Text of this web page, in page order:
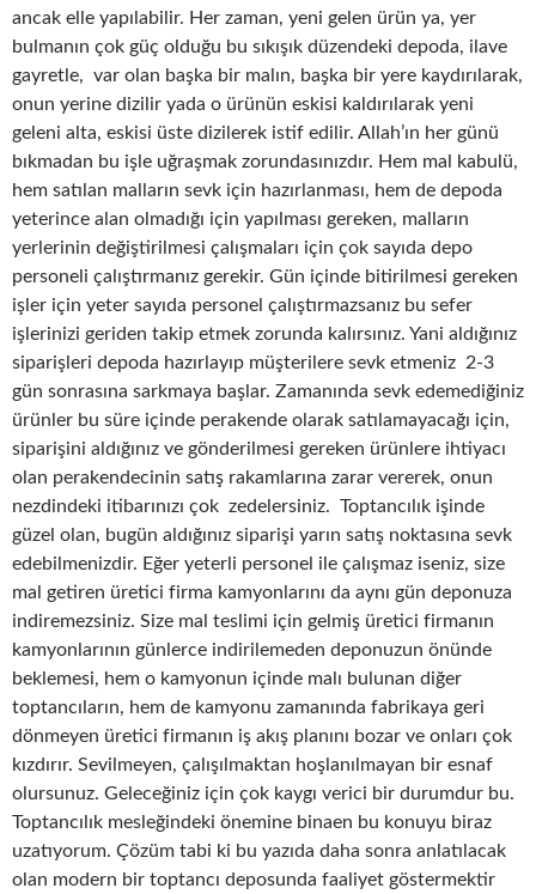
ancak elle yapılabilir. Her zaman, yeni gelen ürün ya, yer
bulmanın çok güç olduğu bu sıkışık düzendeki depoda, ilave
gayretle, var olan başka bir malın, başka bir yere kaydırılarak,
onun yerine dizilir yada o ürünün eskisi kaldırılarak yeni
geleni alta, eskisi üste dizilerek istif edilir. Allah’ın her günü
bıkmadan bu işle uğraşmak zorundasınızdır. Hem mal kabulü,
hem satılan malların sevk için hazırlanması, hem de depoda
yeterince alan olmadığı için yapılması gereken, malların
yerlerinin değiştirilmesi çalışmaları için çok sayıda depo
personeli çalıştırmanız gerekir. Gün içinde bitirilmesi gereken
işler için yeter sayıda personel çalıştırmazsanız bu sefer
işlerinizi geriden takip etmek zorunda kalırsınız. Yani aldığınız
siparişleri depoda hazırlayıp müşterilere sevk etmeniz 2-3
gün sonrasına sarkmaya başlar. Zamanında sevk edemediğiniz
ürünler bu süre içinde perakende olarak satılamayacağı için,
siparişini aldığınız ve gönderilmesi gereken ürünlere ihtiyacı
olan perakendecinin satış rakamlarına zarar vererek, onun
nezdindeki itibarınızı çok zedelersiniz. Toptancılık işinde
güzel olan, bugün aldığınız siparişi yarın satış noktasına sevk
edebilmenizdir. Eğer yeterli personel ile çalışmaz iseniz, size
mal getiren üretici firma kamyonlarını da aynı gün deponuza
indiremezsiniz. Size mal teslimi için gelmiş üretici firmanın
kamyonlarının günlerce indirilemeden deponuzun önünde
beklemesi, hem o kamyonun içinde malı bulunan diğer
toptancıların, hem de kamyonu zamanında fabrikaya geri
dönmeyen üretici firmanın iş akış planını bozar ve onları çok
kızdırır. Sevilmeyen, çalışılmaktan hoşlanılmayan bir esnaf
olursunuz. Geleceğiniz için çok kaygı verici bir durumdur bu.
Toptancılık mesleğindeki önemine binaen bu konuyu biraz
uzatıyorum. Çözüm tabi ki bu yazıda daha sonra anlatılacak
olan modern bir toptancı deposunda faaliyet göstermektir